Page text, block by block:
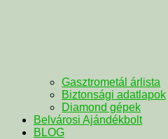
Gasztrometál árlista
Biztonsági adatlapok
Diamond gépek
Belvárosi Ajándékbolt
BLOG